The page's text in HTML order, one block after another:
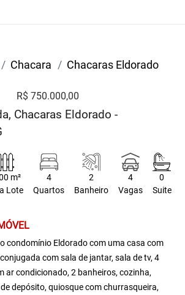
Chacara Chacaras Eldorado
R$ 750.000,00
Chacaras Eldorado -
m²
Lote
4
Quartos
2
Banheiro
4
Vagas
0
Suite
condomínio Eldorado com uma casa com
com sala de jantar, sala de tv, 4
ar condicionado, 2 banheiros, cozinha,
depósito, quiosque com churrasqueira,